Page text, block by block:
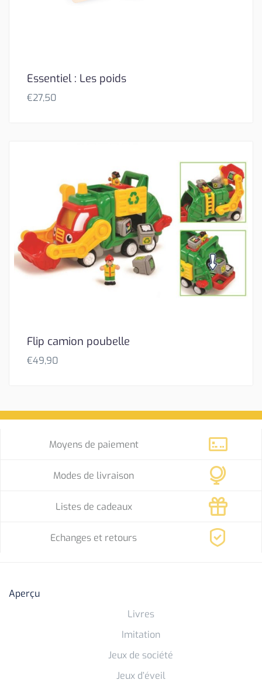
Essentiel : Les poids
€27,50
Flip camion poubelle
€49,90
Moyens de paiement
Modes de livraison
Listes de cadeaux
Echanges et retours
Aperçu
Livres
Imitation
Jeux de société
Jeux d’éveil